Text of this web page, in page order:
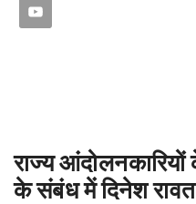
राज्य
के संबंध में दिनेश